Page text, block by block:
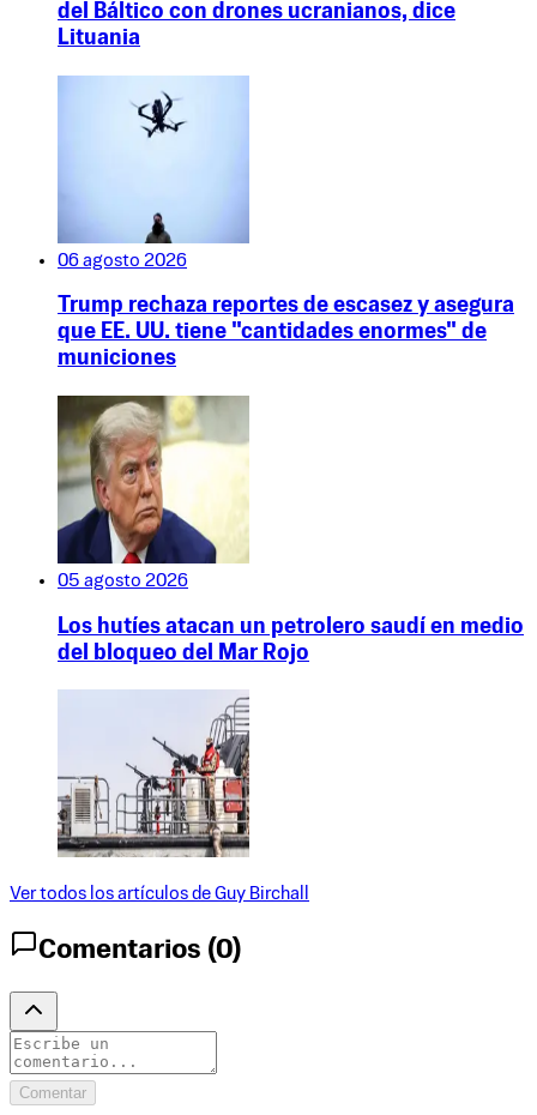
del Báltico con drones ucranianos, dice
Lituania
06 agosto 2026
Trump rechaza reportes de escasez y asegura
que EE. UU. tiene "cantidades enormes" de
municiones
05 agosto 2026
Los hutíes atacan un petrolero saudí en medio
del bloqueo del Mar Rojo
Ver todos los artículos de Guy Birchall
Comentarios (0)
Comentar